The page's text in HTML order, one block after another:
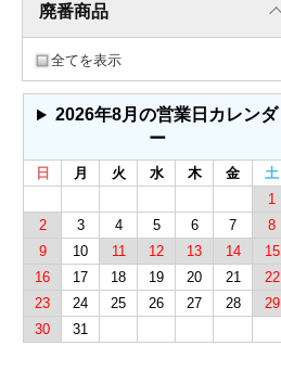
廃番商品
全てを表示
2026年8月の営業日カレンダ
ー
日 月 火 水 木 金
土
1
2
3 4 5 6 7
8
9
10 11 12 13 14
15
16
17 18 19 20 21
22
23
24 25 26 27 28
29
30
31